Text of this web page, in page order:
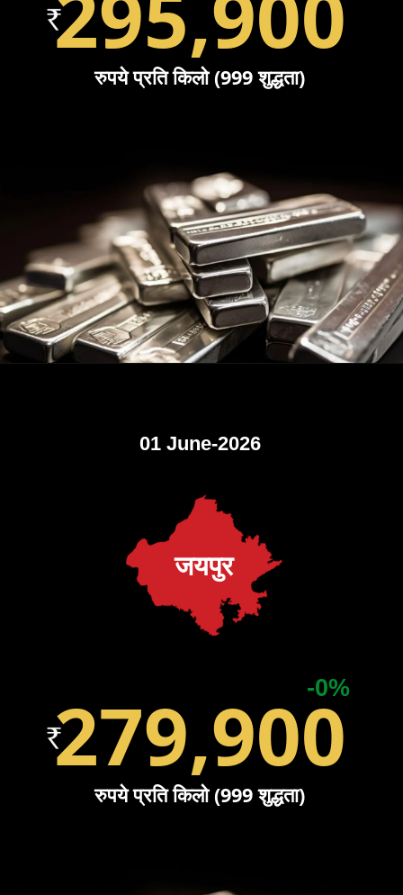
रुपये प्रति किलो (999 शुद्धता)
-0%
279,900
01 June-2026
रुपये प्रति किलो (999 शुद्धता)
जयपुर